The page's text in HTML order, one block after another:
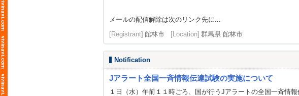
メールの配信解除は次のリンク先に...
[Registrant] 館林市 [Location] 群馬県 館林市
Notification
Jアラート全国一斉情報伝達試験の実施について
１日（水）午前１１時ごろ、国が行うJアラートの全国一斉情